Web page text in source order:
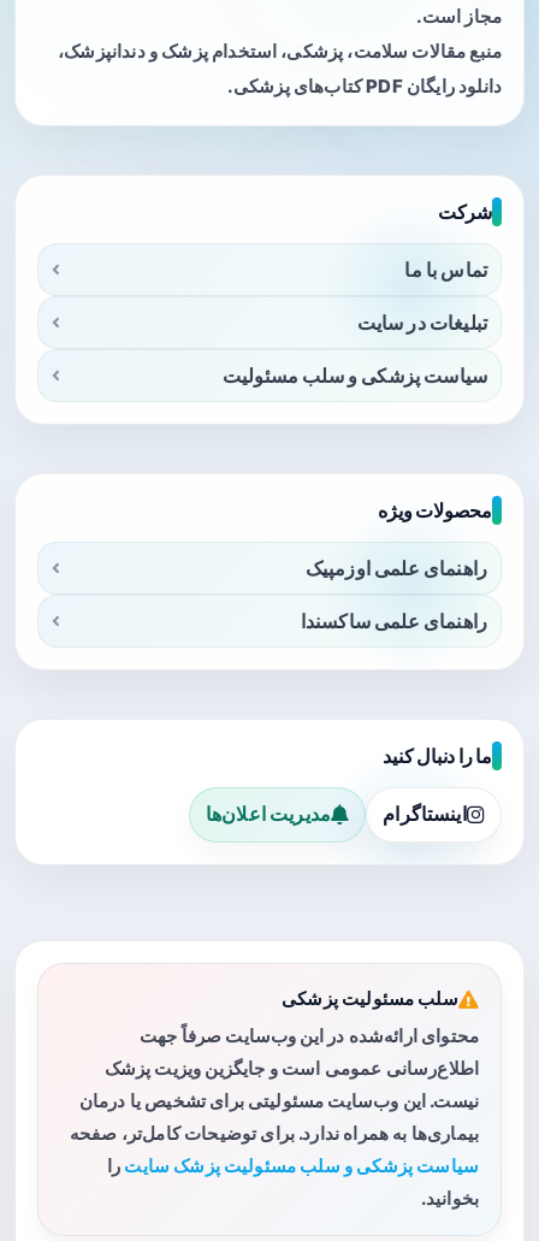
مجاز است.
منبع مقالات سلامت، پزشکی، استخدام پزشک و دندانپزشک،
دانلود رایگان PDF کتاب‌های پزشکی.
شرکت
تماس با ما
تبلیغات در سایت
سیاست پزشکی و سلب مسئولیت
محصولات ویژه
راهنمای علمی اوزمپیک
راهنمای علمی ساکسندا
ما را دنبال کنید
اینستاگرام مدیریت اعلان‌ها
سلب مسئولیت پزشکی
محتوای ارائه‌شده در این وب‌سایت صرفاً جهت
اطلاع‌رسانی عمومی است و جایگزین ویزیت پزشک
نیست. این وب‌سایت مسئولیتی برای تشخیص یا درمان
بیماری‌ها به همراه ندارد. برای توضیحات کامل‌تر، صفحه
سیاست پزشکی و سلب مسئولیت پزشک سایت را
بخوانید.